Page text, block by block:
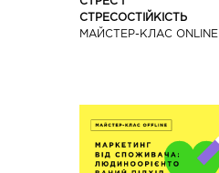
СТРЕСОСТІЙКІСТЬ
МАЙСТЕР-КЛАС ONLINE